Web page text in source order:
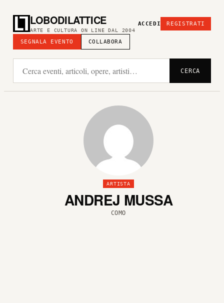
LOBODILATTICE
ARTE E CULTURA ON LINE DAL 2004
SEGNALA EVENTO COLLABORA
ACCEDI REGISTRATI
CERCA
ARTISTA
ANDREJ MUSSA
COMO